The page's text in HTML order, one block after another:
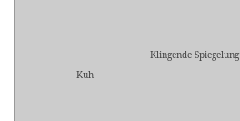
Kuh
Klingende Spiegelung